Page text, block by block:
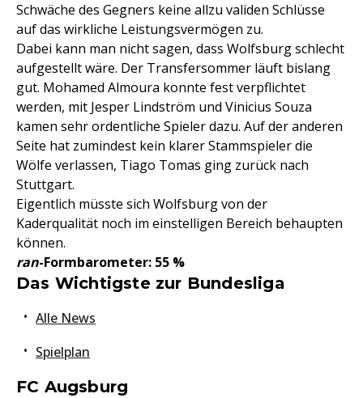
Schwäche des Gegners keine allzu validen Schlüsse
auf das wirkliche Leistungsvermögen zu.
Dabei kann man nicht sagen, dass Wolfsburg schlecht
aufgestellt wäre. Der Transfersommer läuft bislang
gut. Mohamed Almoura konnte fest verpflichtet
werden, mit Jesper Lindström und Vinicius Souza
kamen sehr ordentliche Spieler dazu. Auf der anderen
Seite hat zumindest kein klarer Stammspieler die
Wölfe verlassen, Tiago Tomas ging zurück nach
Stuttgart.
Eigentlich müsste sich Wolfsburg von der
Kaderqualität noch im einstelligen Bereich behaupten
können.
ran-Formbarometer: 55 %
Das Wichtigste zur Bundesliga
Alle News
Spielplan
FC Augsburg